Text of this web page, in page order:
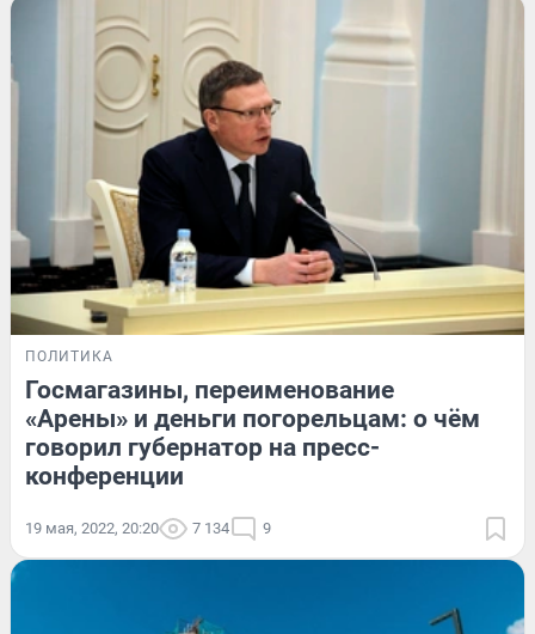
ПОЛИТИКА
Госмагазины, переименование
«Арены» и деньги погорельцам: о чём
говорил губернатор на пресс-
конференции
19 мая, 2022, 20:20 7 134 9